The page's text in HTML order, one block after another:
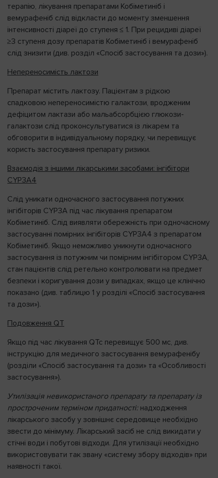
терапію, лікування препаратами Кобіметиніб і
вемурафеніб слід відкласти до моменту зменшення
інтенсивності діареї до ступеня ≤ 1. При рецидиві діареї
≥3 ступеня дозу препаратів Кобіметиніб і вемурафеніб
слід знизити (див. розділ «Спосіб застосування та дози»).
Непереносимість лактози
Препарат містить лактозу. Пацієнтам з рідкою
спадковою непереносимістю галактози, вродженим
дефіцитом лактази або мальабсорбцією глюкози-
галактози слід проконсультуватися із лікарем та
обговорити в індивідуальному порядку, чи перевищує
користь застосування препарату ризики.
Взаємодія з іншими лікарськими засобами: інгібітори
CYP3A4
Слід уникати одночасного застосування потужних
інгібіторів CYP3A під час лікування препаратом
Кобіметиніб. Слід виявляти обережність при одночасному
застосуванні помірних інгібіторів CYP3A4 з препаратом
Кобіметиніб. Якщо неможливо уникнути одночасного
застосування із потужним чи помірним інгібітором CYP3A,
стан пацієнтів слід ретельно контролювати на предмет
безпеки і коригування дози у випадках, якщо це клінічно
показано (див. таблицю 1 у розділі «Спосіб застосування
та дози»).
Подовження QT
Якщо під час лікування QTc перевищує 500 мс, див.
інструкцію для медичного застосування вемурафенібу
(розділи «Спосіб застосування та дози» та «Особливості
застосування»).
Утилізація невикористаного препарату та препарату із
простроченим терміном придатності: надходження
лікарського засобу у зовнішнє середовище необхідно
звести до мінімуму. Лікарський засіб не слід викидати у
стічні води і побутові відходи. Для утилізації необхідно
використовувати так звану «систему збору відходів» при
наявності такої.